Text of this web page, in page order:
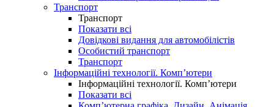
Транспорт
Транспорт
Показати всі
Довідкові видання для автомобілістів
Особистий транспорт
Транспорт
Інформаційні технології. Комп’ютери
Інформаційні технології. Комп’ютери
Показати всі